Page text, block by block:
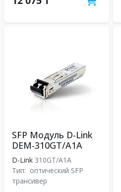
SFP Модуль D-Link
DEM-310GT/A1A
D-Link 310GT/A1A
Тип: оптический SFP
трансивер